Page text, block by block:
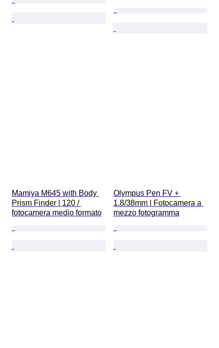
Mamiya M645 with Body
Prism Finder | 120 /
fotocamera medio formato
Olympus Pen FV +
1.8/38mm | Fotocamera a
mezzo fotogramma